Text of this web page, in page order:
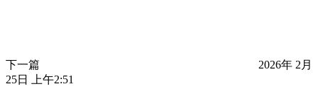
下一篇
2026年 2月
25日 上午2:51